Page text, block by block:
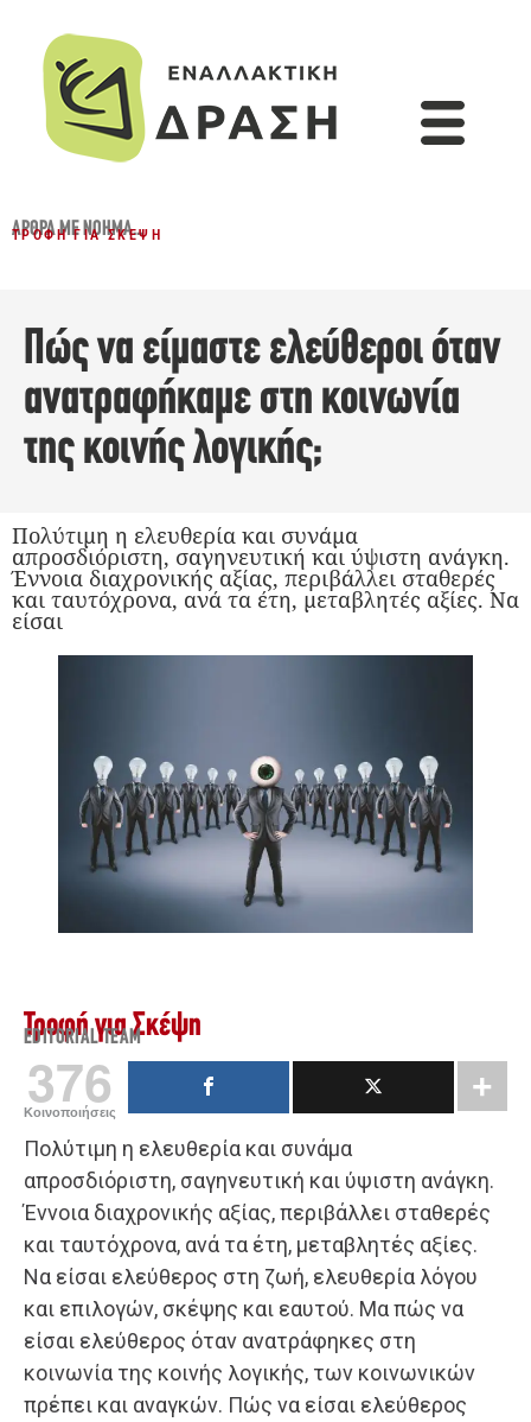
ΆΡΘΡΑ ΜΕ ΝΌΗΜΑ...
ΤΡΟΦΉ ΓΙΑ ΣΚΈΨΗ
Πώς να είμαστε ελεύθεροι όταν
ανατραφήκαμε στη κοινωνία
της κοινής λογικής;
Πολύτιμη η ελευθερία και συνάμα
απροσδιόριστη, σαγηνευτική και ύψιστη ανάγκη.
Έννοια διαχρονικής αξίας, περιβάλλει σταθερές
και ταυτόχρονα, ανά τα έτη, μεταβλητές αξίες. Να
είσαι
Τροφή για Σκέψη
EDITORIAL TEAM
376
Κοινοποιήσεις
Πολύτιμη η ελευθερία και συνάμα
απροσδιόριστη, σαγηνευτική και ύψιστη ανάγκη.
Έννοια διαχρονικής αξίας, περιβάλλει σταθερές
και ταυτόχρονα, ανά τα έτη, μεταβλητές αξίες.
Να είσαι ελεύθερος στη ζωή, ελευθερία λόγου
και επιλογών, σκέψης και εαυτού. Μα πώς να
είσαι ελεύθερος όταν ανατράφηκες στη
κοινωνία της κοινής λογικής, των κοινωνικών
πρέπει και αναγκών. Πώς να είσαι ελεύθερος